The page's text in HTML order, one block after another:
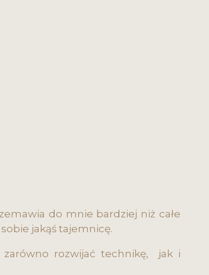
do mnie bardziej niż całe
jakąś tajemnicę.
zarówno rozwijać technikę, jak i